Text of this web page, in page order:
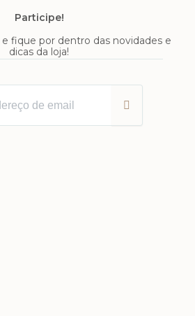
Participe!
fique por dentro das novidades e
dicas da loja!